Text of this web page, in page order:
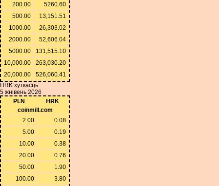
200.00
5260.60
500.00
13,151.51
1000.00
26,303.02
2000.00
52,606.04
5000.00
131,515.10
10,000.00
263,030.20
20,000.00
526,060.41
HRK хуткасць
5 жнівень 2026
PLN
HRK
coinmill.com
2.00
0.08
5.00
0.19
10.00
0.38
20.00
0.76
50.00
1.90
100.00
3.80